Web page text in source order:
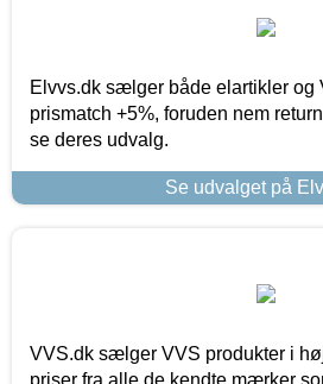
Elvvs.dk sælger både elartikler og
prismatch +5%, foruden nem
se deres udvalg.
Se udvalget på
VVS.dk sælger VVS produkter i
priser fra alle de kendte mærker